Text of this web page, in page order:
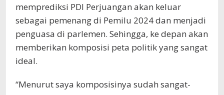
memprediksi PDI Perjuangan akan keluar
sebagai pemenang di Pemilu 2024 dan menjadi
penguasa di parlemen. Sehingga, ke depan akan
memberikan komposisi peta politik yang sangat
ideal.
“Menurut saya komposisinya sudah sangat-